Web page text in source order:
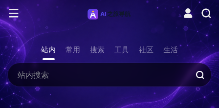
站内 常用 搜索 工具 社区 生活